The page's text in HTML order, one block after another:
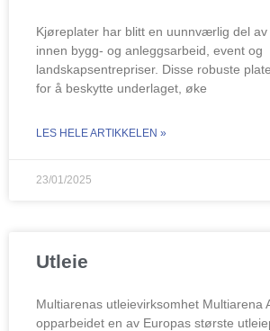
Kjøreplater har blitt en uunnværlig del
innen bygg- og anleggsarbeid, event og
landskapsentrepriser. Disse robuste
for å beskytte underlaget, øke
LES HELE ARTIKKELEN »
23/01/2025
Utleie
Multiarenas utleievirksomhet Multiarena
opparbeidet en av Europas største